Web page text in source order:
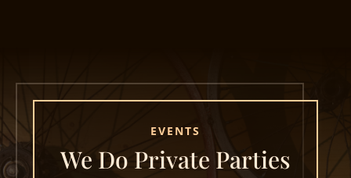
EVENTS
We Do Private Parties